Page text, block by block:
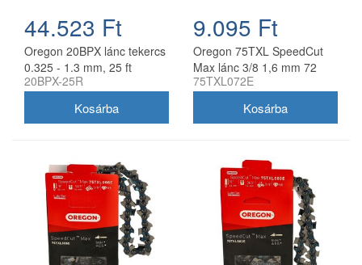
44.523 Ft
Oregon 20BPX lánc tekercs
0.325 - 1.3 mm, 25 ft
20BPX-25R
9.095 Ft
Oregon 75TXL SpeedCut
Max lánc 3/8 1,6 mm 72
szem
75TXL072E